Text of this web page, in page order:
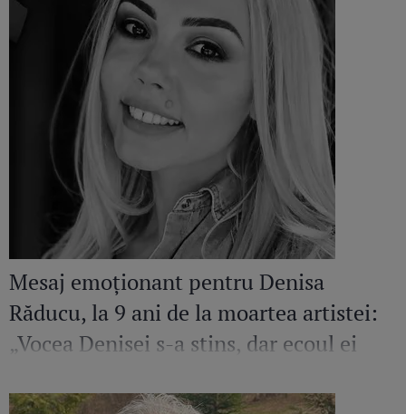
Mesaj emoționant pentru Denisa
Răducu, la 9 ani de la moartea artistei:
„Vocea Denisei s-a stins, dar ecoul ei